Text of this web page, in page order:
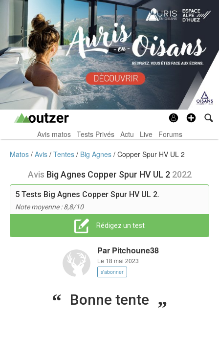
Avis matos Tests Privés Actu Live Forums
Matos Avis Tentes Big Agnes Copper Spur HV UL 2
Avis Big Agnes Copper Spur HV UL 2 2022
5 Tests Big Agnes Copper Spur HV UL 2.
Note moyenne : 8,8/10
Rédigez un test
Par Pitchoune38
Le 18 mai 2023
s'abonner
Bonne tente